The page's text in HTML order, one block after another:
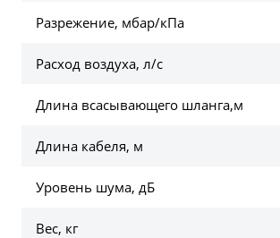
Разрежение, мбар/кПа
Расход воздуха, л/с
Длина всасывающего шланга,м
Длина кабеля, м
Уровень шума, дБ
Вес, кг